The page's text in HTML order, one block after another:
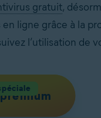
gratuit,
ligne grâce à la
l’utilisation